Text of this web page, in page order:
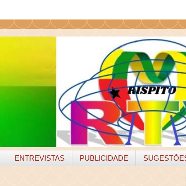
ENTREVISTAS PUBLICIDADE